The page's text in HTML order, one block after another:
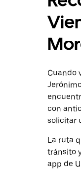
Cuando
con
solicitar
La ruta
tránsito
app de